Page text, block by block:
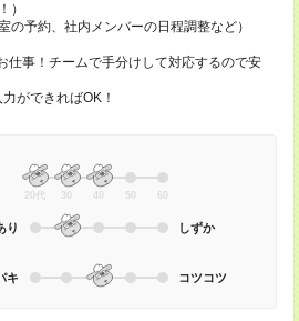
）
の予約、社内メンバーの日程調整など）
仕事！チームで手分けして対応するので安
ができればOK！
20代 30 40 50 60
り しずか
キ コツコツ